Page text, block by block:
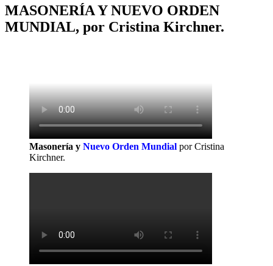
MASONERÍA Y NUEVO ORDEN
MUNDIAL, por Cristina Kirchner.
Masonería y Nuevo Orden Mundial por Cristina
Kirchner.